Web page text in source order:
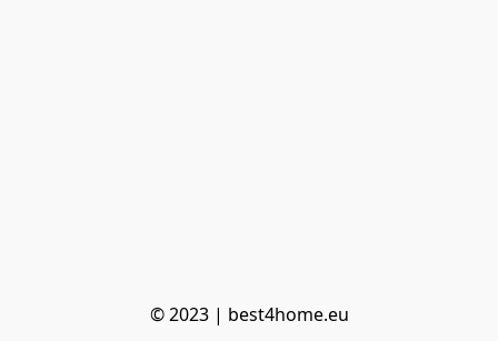
© 2023 | best4home.eu